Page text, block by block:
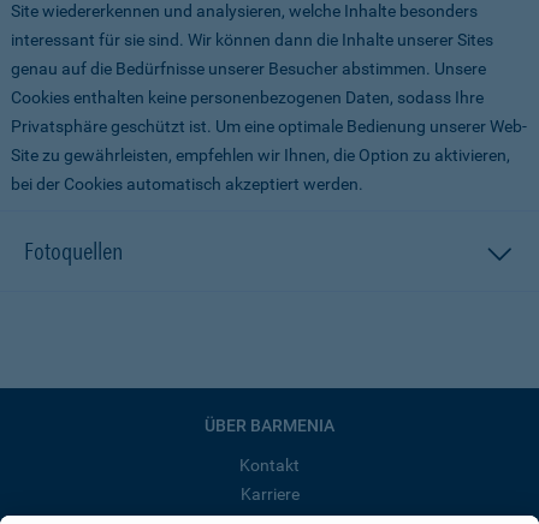
Site wiedererkennen und analysieren, welche Inhalte besonders
interessant für sie sind. Wir können dann die Inhalte unserer Sites
genau auf die Bedürfnisse unserer Besucher abstimmen. Unsere
Cookies enthalten keine personenbezogenen Daten, sodass Ihre
Privatsphäre geschützt ist. Um eine optimale Bedienung unserer Web-
Site zu gewährleisten, empfehlen wir Ihnen, die Option zu aktivieren,
bei der Cookies automatisch akzeptiert werden.
Fotoquellen
ÜBER BARMENIA
Kontakt
Karriere